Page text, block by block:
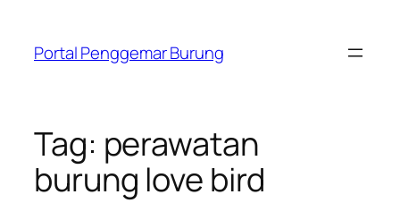
content
Portal Penggemar Burung
Tag: perawatan
burung love bird